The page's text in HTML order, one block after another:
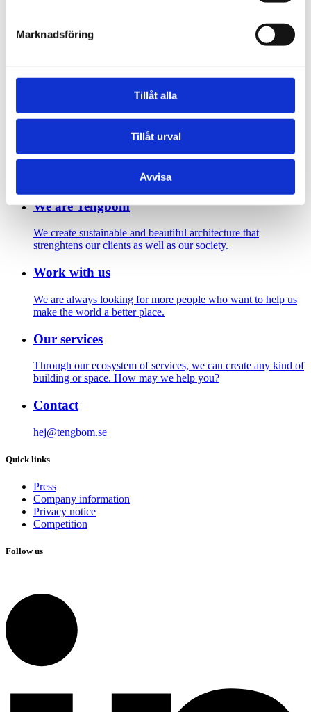
Marknadsföring
Tillåt alla
Tillåt urval
Avvisa
balder
Footer
we look forward to hearing from you.
We are Tengbom
We create sustainable and beautiful architecture that
strenghtens our clients as well as our society.
Work with us
We are always looking for more people who want to help us
make the world a better place.
Our services
Through our ecosystem of services, we can create any kind of
building or space. How may we help you?
Contact
hej@tengbom.se
Quick links
Press
Company information
Privacy notice
Competition
Follow us